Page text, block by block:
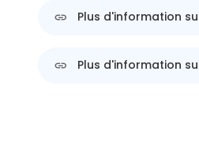
Plus d'information sur
Plus d'information sur